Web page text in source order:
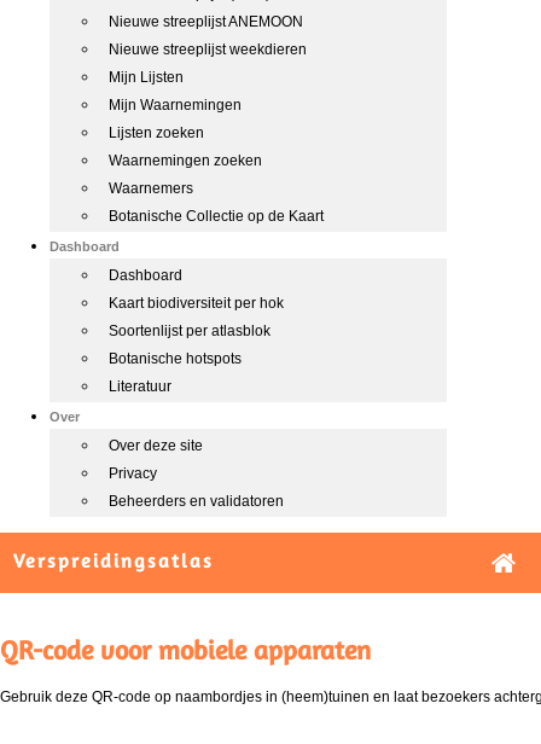
Nieuwe streeplijst ANEMOON
Nieuwe streeplijst weekdieren
Mijn Lijsten
Mijn Waarnemingen
Lijsten zoeken
Waarnemingen zoeken
Waarnemers
Botanische Collectie op de Kaart
Dashboard
Dashboard
Kaart biodiversiteit per hok
Soortenlijst per atlasblok
Botanische hotspots
Literatuur
Over
Over deze site
Privacy
Beheerders en validatoren
Verspreidingsatlas
QR-code voor mobiele apparaten
Gebruik deze QR-code op naambordjes in (heem)tuinen en laat bezoekers